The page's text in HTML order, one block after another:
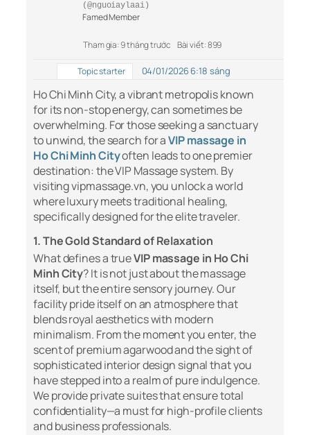
(@nguoiaylaai)
Famed Member
Tham gia: 9 tháng trước Bài viết: 899
Topic starter 04/01/2026 6:18 sáng
Ho Chi Minh City, a vibrant metropolis known
for its non-stop energy, can sometimes be
overwhelming. For those seeking a sanctuary
to unwind, the search for aVIP massage in
Ho Chi Minh Cityoften leads to one premier
destination: the VIP Massage system. By
visiting vipmassage.vn, you unlock a world
where luxury meets traditional healing,
specifically designed for the elite traveler.
1. The Gold Standard of Relaxation
What defines a trueVIP massage in Ho Chi
Minh City? It is not just about the massage
itself, but the entire sensory journey. Our
facility pride itself on an atmosphere that
blends royal aesthetics with modern
minimalism. From the moment you enter, the
scent of premium agarwood and the sight of
sophisticated interior design signal that you
have stepped into a realm of pure indulgence.
We provide private suites that ensure total
confidentiality—a must for high-profile clients
and business professionals.